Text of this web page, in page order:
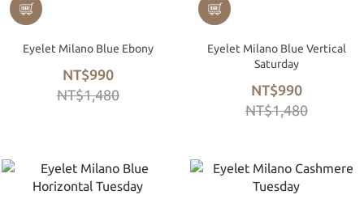
Eyelet Milano Blue Ebony
NT$990
NT$1,480
Eyelet Milano Blue Vertical
Saturday
NT$990
NT$1,480